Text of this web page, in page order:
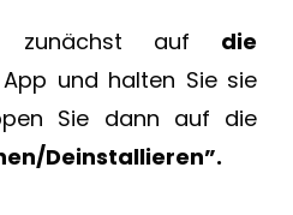
zunächst auf die
App und halten Sie sie
Sie dann auf die
Deinstallieren”.